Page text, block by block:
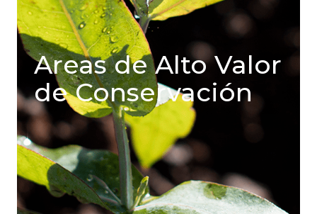
Areas de Alto Valor
de Conservación